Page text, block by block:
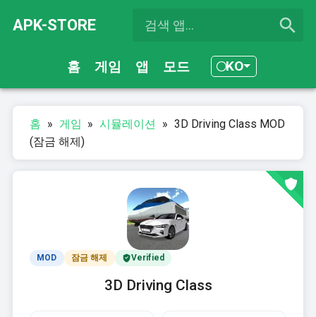
APK-STORE
홈 게임 앱 모드 KO
홈 » 게임 » 시뮬레이션 » 3D Driving Class MOD
(잠금 해제)
MOD 잠금 해제 Verified
3D Driving Class